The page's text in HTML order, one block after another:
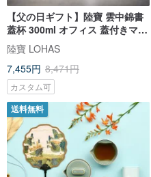
【父の日ギフト】陸寶 雲中錦書
蓋杯 300ml オフィス 蓋付きマグ
カップ
陸寶 LOHAS
7,455円 8,471円
カスタム可
送料無料